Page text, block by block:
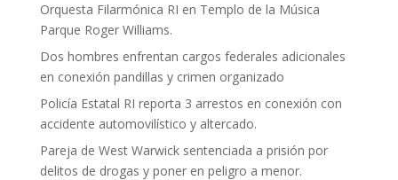
Orquesta Filarmónica RI en Templo de la Música
Parque Roger Williams.
Dos hombres enfrentan cargos federales adicionales
en conexión pandillas y crimen organizado
Policía Estatal RI reporta 3 arrestos en conexión con
accidente automovilístico y altercado.
Pareja de West Warwick sentenciada a prisión por
delitos de drogas y poner en peligro a menor.